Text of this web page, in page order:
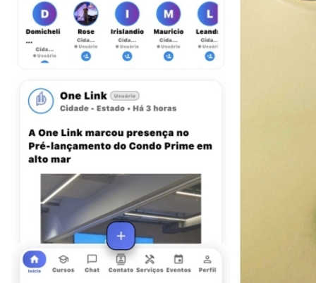
Cruzeiro